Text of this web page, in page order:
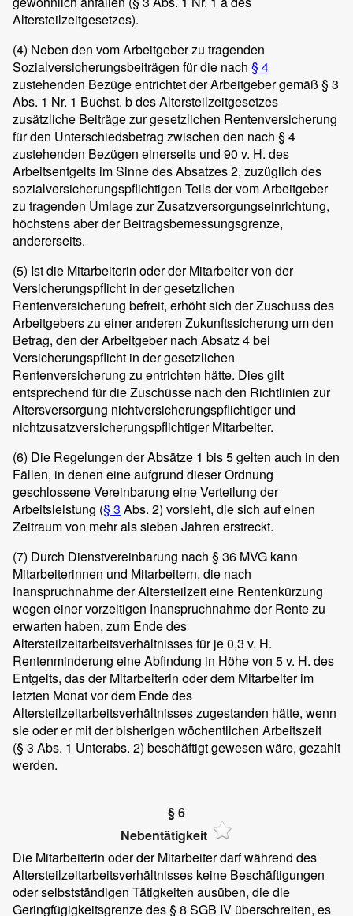
Altersteilzeitgesetzes).
(4) Neben den vom Arbeitgeber zu tragenden
Sozialversicherungsbeiträgen für die nach § 4
zustehenden Bezüge entrichtet der Arbeitgeber gemäß § 3
Abs. 1 Nr. 1 Buchst. b des Altersteilzeitgesetzes
zusätzliche Beiträge zur gesetzlichen Rentenversicherung
für den Unterschiedsbetrag zwischen den nach § 4
zustehenden Bezügen einerseits und 90 v. H. des
Arbeitsentgelts im Sinne des Absatzes 2, zuzüglich des
sozialversicherungspflichtigen Teils der vom Arbeitgeber
zu tragenden Umlage zur Zusatzversorgungseinrichtung,
höchstens aber der Beitragsbemessungsgrenze,
andererseits.
(5) Ist die Mitarbeiterin oder der Mitarbeiter von der
Versicherungspflicht in der gesetzlichen
Rentenversicherung befreit, erhöht sich der Zuschuss des
Arbeitgebers zu einer anderen Zukunftssicherung um den
Betrag, den der Arbeitgeber nach Absatz 4 bei
Versicherungspflicht in der gesetzlichen
Rentenversicherung zu entrichten hätte. Dies gilt
entsprechend für die Zuschüsse nach den Richtlinien zur
Altersversorgung nichtversicherungspflichtiger und
nichtzusatzversicherungspflichtiger Mitarbeiter.
(6) Die Regelungen der Absätze 1 bis 5 gelten auch in den
Fällen, in denen eine aufgrund dieser Ordnung
geschlossene Vereinbarung eine Verteilung der
Arbeitsleistung (§ 3 Abs. 2) vorsieht, die sich auf einen
Zeitraum von mehr als sieben Jahren erstreckt.
(7) Durch Dienstvereinbarung nach § 36 MVG kann
Mitarbeiterinnen und Mitarbeitern, die nach
Inanspruchnahme der Altersteilzeit eine Rentenkürzung
wegen einer vorzeitigen Inanspruchnahme der Rente zu
erwarten haben, zum Ende des
Altersteilzeitarbeitsverhältnisses für je 0,3 v. H.
Rentenminderung eine Abfindung in Höhe von 5 v. H. des
Entgelts, das der Mitarbeiterin oder dem Mitarbeiter im
letzten Monat vor dem Ende des
Altersteilzeitarbeitsverhältnisses zugestanden hätte, wenn
sie oder er mit der bisherigen wöchentlichen Arbeitszeit
(§ 3 Abs. 1 Unterabs. 2) beschäftigt gewesen wäre, gezahlt
werden.
§ 6
Nebentätigkeit
Die Mitarbeiterin oder der Mitarbeiter darf während des
Altersteilzeitarbeitsverhältnisses keine Beschäftigungen
oder selbstständigen Tätigkeiten ausüben, die die
Geringfügigkeitsgrenze des § 8 SGB IV überschreiten, es